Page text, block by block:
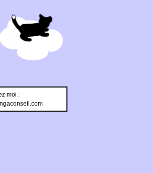
moi :